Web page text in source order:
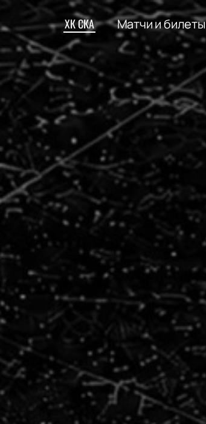
ХК СКА Матчи и билеты